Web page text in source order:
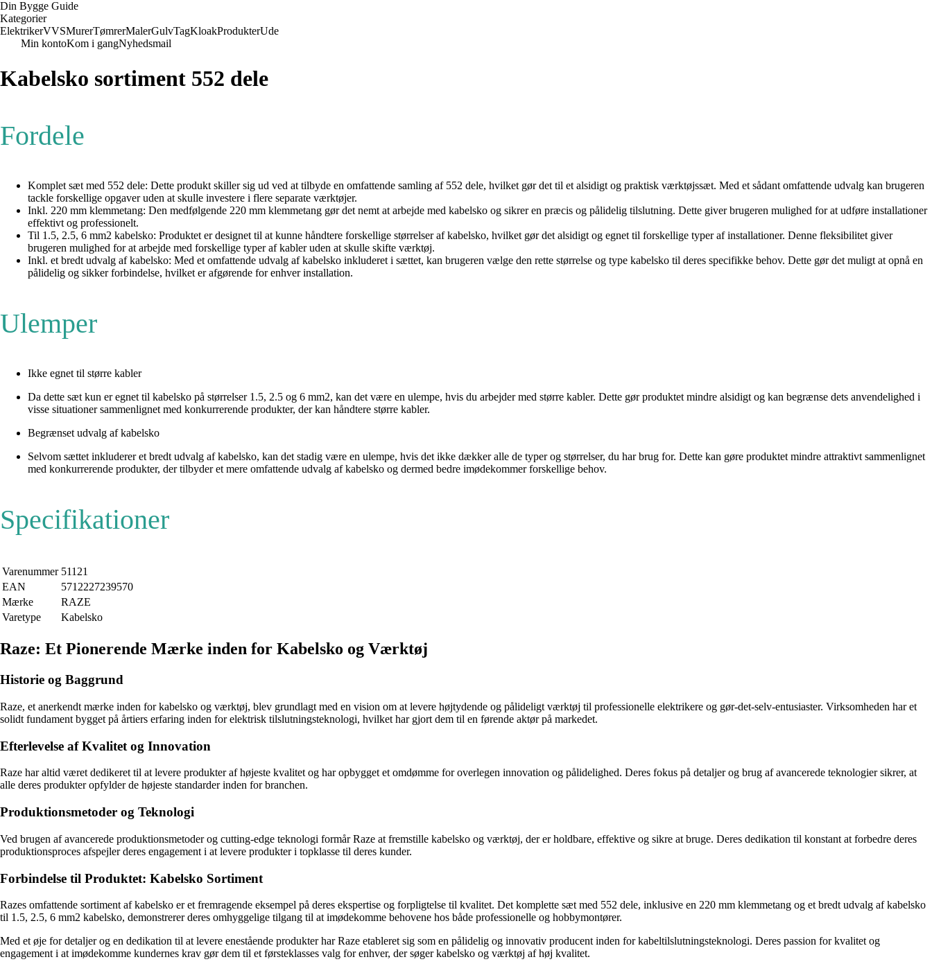
Din Bygge Guide
Kategorier
ElektrikerVVSMurerTømrerMalerGulvTagKloakProdukterUde
Min kontoKom i gangNyhedsmail
Kabelsko sortiment 552 dele
Fordele
Komplet sæt med 552 dele: Dette produkt skiller sig ud ved at tilbyde en omfattende samling af 552 dele, hvilket gør det til et alsidigt og praktisk værktøjssæt. Med et sådant omfattende udvalg kan brugeren
tackle forskellige opgaver uden at skulle investere i flere separate værktøjer.
Inkl. 220 mm klemmetang: Den medfølgende 220 mm klemmetang gør det nemt at arbejde med kabelsko og sikrer en præcis og pålidelig tilslutning. Dette giver brugeren mulighed for at udføre installationer
effektivt og professionelt.
Til 1.5, 2.5, 6 mm2 kabelsko: Produktet er designet til at kunne håndtere forskellige størrelser af kabelsko, hvilket gør det alsidigt og egnet til forskellige typer af installationer. Denne fleksibilitet giver
brugeren mulighed for at arbejde med forskellige typer af kabler uden at skulle skifte værktøj.
Inkl. et bredt udvalg af kabelsko: Med et omfattende udvalg af kabelsko inkluderet i sættet, kan brugeren vælge den rette størrelse og type kabelsko til deres specifikke behov. Dette gør det muligt at opnå en
pålidelig og sikker forbindelse, hvilket er afgørende for enhver installation.
Ulemper
Ikke egnet til større kabler
Da dette sæt kun er egnet til kabelsko på størrelser 1.5, 2.5 og 6 mm2, kan det være en ulempe, hvis du arbejder med større kabler. Dette gør produktet mindre alsidigt og kan begrænse dets anvendelighed i
visse situationer sammenlignet med konkurrerende produkter, der kan håndtere større kabler.
Begrænset udvalg af kabelsko
Selvom sættet inkluderer et bredt udvalg af kabelsko, kan det stadig være en ulempe, hvis det ikke dækker alle de typer og størrelser, du har brug for. Dette kan gøre produktet mindre attraktivt sammenlignet
med konkurrerende produkter, der tilbyder et mere omfattende udvalg af kabelsko og dermed bedre imødekommer forskellige behov.
Specifikationer
Varenummer 51121
EAN
5712227239570
Mærke
RAZE
Varetype
Kabelsko
Raze: Et Pionerende Mærke inden for Kabelsko og Værktøj
Historie og Baggrund
Raze, et anerkendt mærke inden for kabelsko og værktøj, blev grundlagt med en vision om at levere højtydende og pålideligt værktøj til professionelle elektrikere og gør-det-selv-entusiaster. Virksomheden har et
solidt fundament bygget på årtiers erfaring inden for elektrisk tilslutningsteknologi, hvilket har gjort dem til en førende aktør på markedet.
Efterlevelse af Kvalitet og Innovation
Raze har altid været dedikeret til at levere produkter af højeste kvalitet og har opbygget et omdømme for overlegen innovation og pålidelighed. Deres fokus på detaljer og brug af avancerede teknologier sikrer, at
alle deres produkter opfylder de højeste standarder inden for branchen.
Produktionsmetoder og Teknologi
Ved brugen af avancerede produktionsmetoder og cutting-edge teknologi formår Raze at fremstille kabelsko og værktøj, der er holdbare, effektive og sikre at bruge. Deres dedikation til konstant at forbedre deres
produktionsproces afspejler deres engagement i at levere produkter i topklasse til deres kunder.
Forbindelse til Produktet: Kabelsko Sortiment
Razes omfattende sortiment af kabelsko er et fremragende eksempel på deres ekspertise og forpligtelse til kvalitet. Det komplette sæt med 552 dele, inklusive en 220 mm klemmetang og et bredt udvalg af kabelsko
til 1.5, 2.5, 6 mm2 kabelsko, demonstrerer deres omhyggelige tilgang til at imødekomme behovene hos både professionelle og hobbymontører.
Med et øje for detaljer og en dedikation til at levere enestående produkter har Raze etableret sig som en pålidelig og innovativ producent inden for kabeltilslutningsteknologi. Deres passion for kvalitet og
engagement i at imødekomme kundernes krav gør dem til et førsteklasses valg for enhver, der søger kabelsko og værktøj af høj kvalitet.